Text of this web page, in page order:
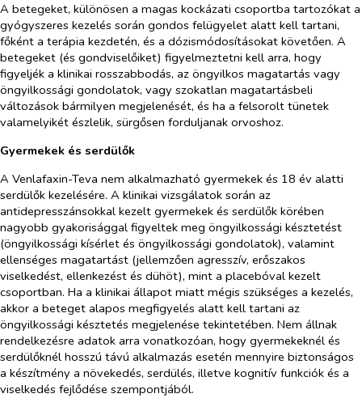
A betegeket, különösen a magas kockázati csoportba tartozókat a
gyógyszeres kezelés során gondos felügyelet alatt kell tartani,
főként a terápia kezdetén, és a dózismódosításokat követően. A
betegeket (és gondviselőiket) figyelmeztetni kell arra, hogy
figyeljék a klinikai rosszabbodás, az öngyilkos magatartás vagy
öngyilkossági gondolatok, vagy szokatlan magatartásbeli
változások bármilyen megjelenését, és ha a felsorolt tünetek
valamelyikét észlelik, sürgősen forduljanak orvoshoz.
Gyermekek és serdülők
A Venlafaxin-Teva nem alkalmazható gyermekek és 18 év alatti
serdülők kezelésére. A klinikai vizsgálatok során az
antidepresszánsokkal kezelt gyermekek és serdülők körében
nagyobb gyakorisággal figyeltek meg öngyilkossági késztetést
(öngyilkossági kísérlet és öngyilkossági gondolatok), valamint
ellenséges magatartást (jellemzően agresszív, erőszakos
viselkedést, ellenkezést és dühöt), mint a placebóval kezelt
csoportban. Ha a klinikai állapot miatt mégis szükséges a kezelés,
akkor a beteget alapos megfigyelés alatt kell tartani az
öngyilkossági késztetés megjelenése tekintetében. Nem állnak
rendelkezésre adatok arra vonatkozóan, hogy gyermekeknél és
serdülőknél hosszú távú alkalmazás esetén mennyire biztonságos
a készítmény a növekedés, serdülés, illetve kognitív funkciók és a
viselkedés fejlődése szempontjából.